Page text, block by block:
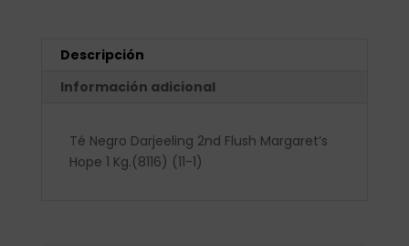
Descripción
Información adicional
Té Negro Darjeeling 2nd Flush Margaret’s
Hope 1 Kg.(8116) (11-1)